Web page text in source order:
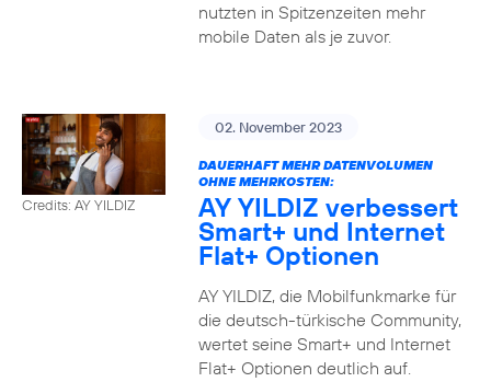
nutzten in Spitzenzeiten mehr
mobile Daten als je zuvor.
Credits: AY YILDIZ
02. November 2023
DAUERHAFT MEHR DATENVOLUMEN
OHNE MEHRKOSTEN:
AY YILDIZ verbessert
Smart+ und Internet
Flat+ Optionen
AY YILDIZ, die Mobilfunkmarke für
die deutsch-türkische Community,
wertet seine Smart+ und Internet
Flat+ Optionen deutlich auf.